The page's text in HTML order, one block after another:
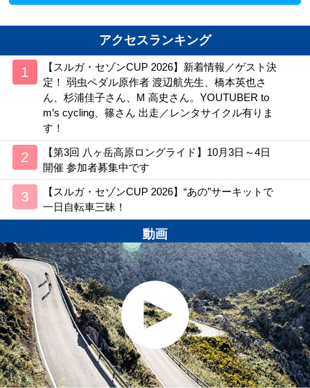
アクセスランキング
【スルガ・セゾンCUP 2026】新着情報／ゲスト決
定！ 弱虫ペダル原作者 渡辺航先生、橋本英也さ
ん、杉浦佳子さん、M 高史さん。YOUTUBER to
m’s cycling、篠さん 出走／レンタサイクル有りま
す！
【第3回 八ヶ岳高原ロングライド】10月3日～4日
開催 参加者募集中です
【スルガ・セゾンCUP 2026】“あの”サーキットで
一日自転車三昧！
動画